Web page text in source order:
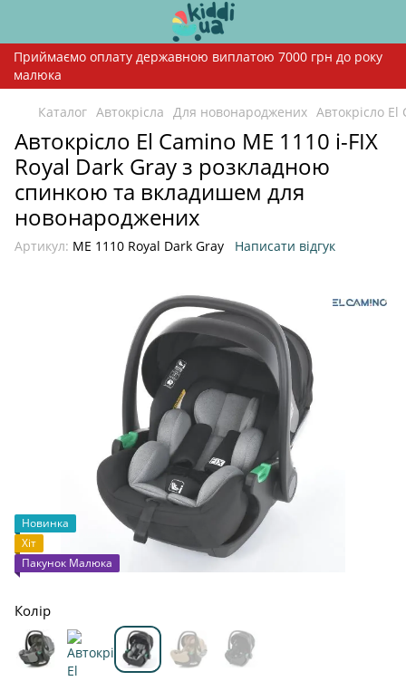
Приймаємо оплату державною виплатою 7000 грн до року
малюка
Каталог Автокрісла Для новонароджених Автокрісло
Автокрісло El Camino ME 1110 i-FIX
Royal Dark Gray з розкладною
спинкою та вкладишем для
новонароджених
Артикул: ME 1110 Royal Dark Gray Написати відгук
Новинка
Хіт
Пакунок Малюка
Колір